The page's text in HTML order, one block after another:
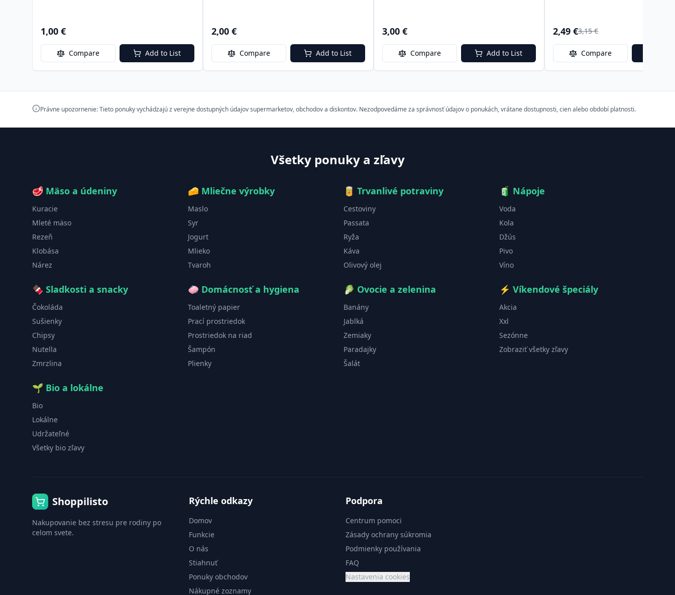
1,00 €
Compare Add to List
2,00 €
Compare Add to List
3,00 €
Compare Add to List
2,49 €3,15 €
Compare
Právne upozornenie: Tieto ponuky vychádzajú z verejne dostupných údajov supermarketov, obchodov a diskontov. Nezodpovedáme za správnosť údajov o ponukách, vrátane dostupnosti, cien alebo období platnosti.
Všetky ponuky a zľavy
🥩 Mäso a údeniny
Kuracie
Mleté mäso
Rezeň
Klobása
Nárez
🧀 Mliečne výrobky
Maslo
Syr
Jogurt
Mlieko
Tvaroh
🥫 Trvanlivé potraviny
Cestoviny
Passata
Ryža
Káva
Olivový olej
🧃 Nápoje
Voda
Kola
Džús
Pivo
Víno
🍫 Sladkosti a snacky
Čokoláda
Sušienky
Chipsy
Nutella
Zmrzlina
🧼 Domácnosť a hygiena
Toaletný papier
Prací prostriedok
Prostriedok na riad
Šampón
Plienky
🥬 Ovocie a zelenina
Banány
Jablká
Zemiaky
Paradajky
Šalát
⚡ Víkendové špeciály
Akcia
Xxl
Sezónne
Zobraziť všetky zľavy
🌱 Bio a lokálne
Bio
Lokálne
Udržateľné
Všetky bio zľavy
Shoppilisto
Nakupovanie bez stresu pre rodiny po
celom svete.
Rýchle odkazy
Domov
Funkcie
O nás
Stiahnuť
Ponuky obchodov
Nákupné zoznamy
Podpora
Centrum pomoci
Zásady ochrany súkromia
Podmienky používania
FAQ
Nastavenia cookies